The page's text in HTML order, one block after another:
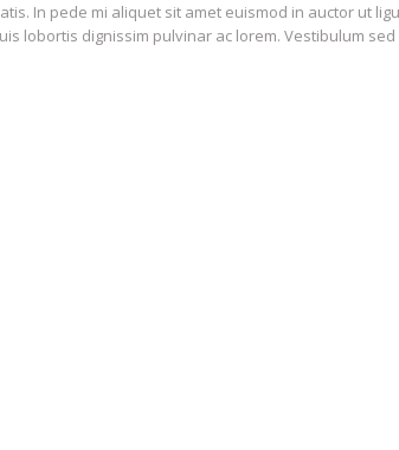
In pede mi aliquet sit amet euismod in auctor ut
lobortis dignissim pulvinar ac lorem. Vestibulum